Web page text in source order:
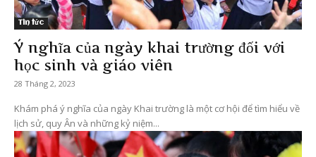
Tin tức
Ý nghĩa của ngày khai trường đối với
học sinh và giáo viên
28 Tháng 2, 2023
Khám phá ý nghĩa của ngày Khai trường là một cơ hội để tìm hiểu về
lịch sử, quy Ân và những kỷ niệm...